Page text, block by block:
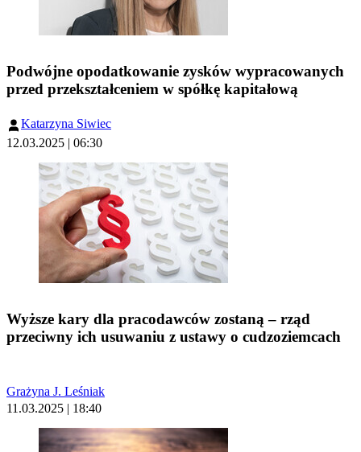
Podwójne opodatkowanie zysków wypracowanych
przed przekształceniem w spółkę kapitałową
Katarzyna Siwiec
12.03.2025 | 06:30
Wyższe kary dla pracodawców zostaną – rząd
przeciwny ich usuwaniu z ustawy o cudzoziemcach
Grażyna J. Leśniak
11.03.2025 | 18:40